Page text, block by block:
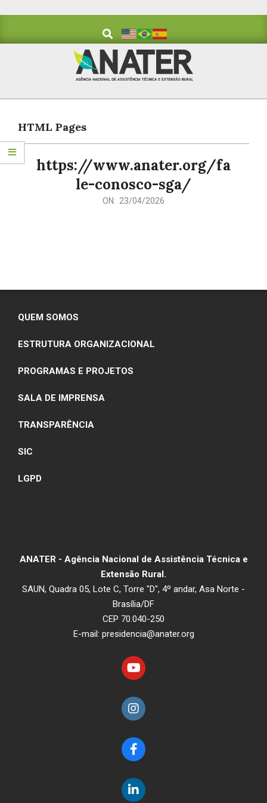
Search
Primary
MenuHTML Pages
https://www.anater.org/fa
le-conosco-sga/
ON: 23/04/2026
QUEM SOMOS
ESTRUTURA ORGANIZACIONAL
PROGRAMAS E PROJETOS
SALA DE IMPRENSA
TRANSPARÊNCIA
SIC
LGPD
ANATER - Agência Nacional de Assistência Técnica e
Extensão Rural.
SAUN, Quadra 05, Lote C, Torre "D", 4º andar, Asa Norte -
Brasília/DF
CEP 70.040-250
E-mail: presidencia@anater.org